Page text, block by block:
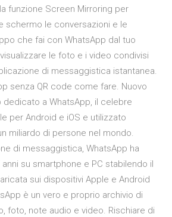
funzione Screen Mirroring per
schermo le conversazioni e le
che fai con WhatsApp dal tuo
le foto e i video condivisi
di messaggistica istantanea.
senza QR code come fare. Nuovo
dedicato a WhatsApp, il celebre
per Android e iOS e utilizzato
miliardo di persone nel mondo.
di messaggistica, WhatsApp ha
su smartphone e PC stabilendo il
sui dispositivi Apple e Android
è un vero e proprio archivio di
foto, note audio e video. Rischiare di